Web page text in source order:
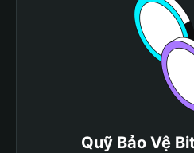
Quỹ Bảo Vệ